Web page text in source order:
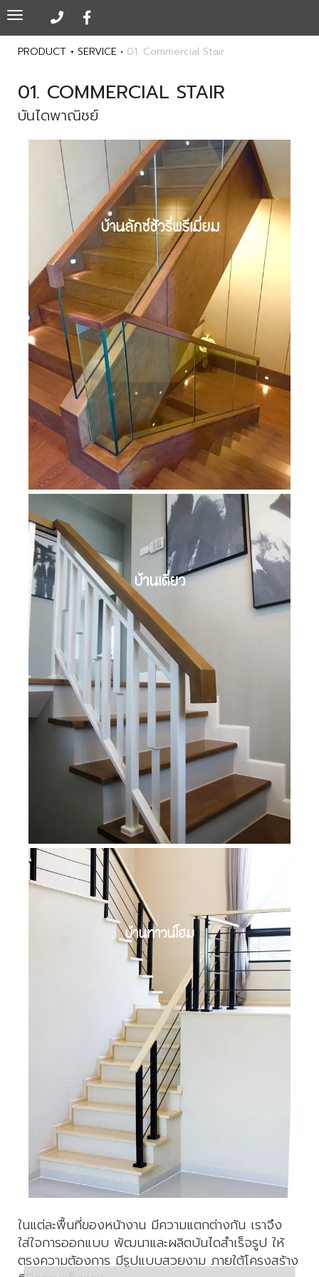
Toggle
navigation
PRODUCT + SERVICE • 01. Commercial Stair
01. COMMERCIAL STAIR
บันไดพาณิชย์
บ้านลักซ์ชัวรี่พรีเมี่ยม
บ้านเดี่ยว
บ้านทาวน์โฮม
ในแต่ละพื้นที่ของหน้างาน มีความแตกต่างกัน เราจึง
ใส่ใจการออกแบบ พัฒนาและผลิตบันไดสำเร็จรูป ให้
ตรงความต้องการ มีรูปแบบสวยงาม ภายใต้โครงสร้าง